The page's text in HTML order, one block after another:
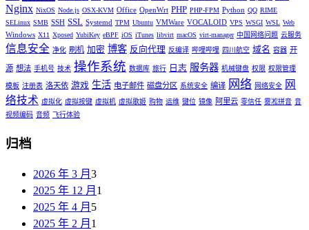
Nginx NixOS Node.js OSX-KVM Office OpenWrt PHP PHP-FPM Python QQ RIME
SELinux SMB SSH SSL Systemd TPM Ubuntu VMWare VOCALOID VPS WSGI WSL Web
Windows X11 Xposed YubiKey eBPF iOS iTunes libvirt macOS virt-manager 中国网络问题 云服务
信息安全 净化 刷机 加密 博客 反向代理 反编译 哔哩哔哩 四川航空 域名 容器 开
源 想法 手机号 技术 操作系统 数据库 旅行 日志 服务器 机械键盘 权限 权限管理
模板 注册表 洛天依 游戏 生活 电子邮件 磁盘分区 系统安全 编译 网络 网络安全
网
络技术 虚拟化 虚拟按键 虚拟机 虚拟歌姬 购物 运维 键位 镜像 阿里云 零信任 雾凇拼音 音
视频编码 音频 飞行体验
归档
2026 年 3 月 3
2025 年 12 月 1
2025 年 4 月 5
2025 年 2 月 1